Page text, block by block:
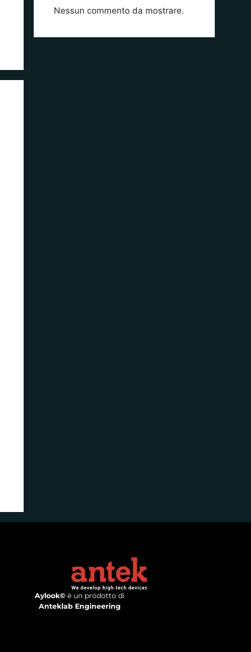
Nessun commento da mostrare.
Aylook©è un prodotto di
Anteklab Engineering